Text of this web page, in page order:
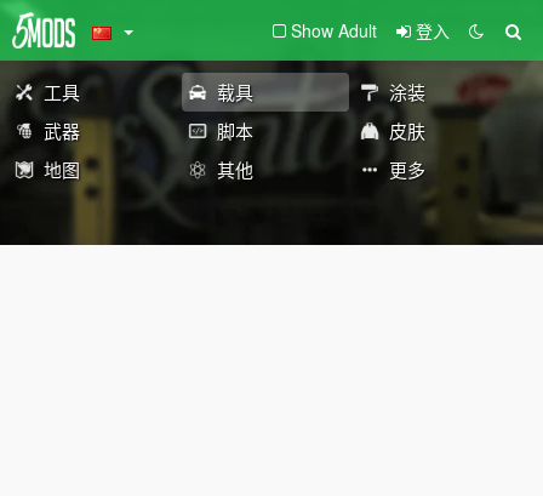
Show Adult 登入
工具 载具
涂装
武器
脚本
皮肤
地图
其他 更多